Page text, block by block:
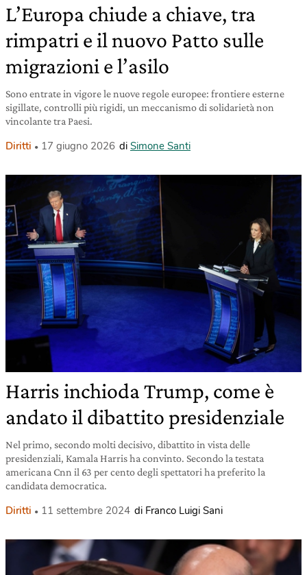
L’Europa chiude a chiave, tra
rimpatri e il nuovo Patto sulle
migrazioni e l’asilo
Sono entrate in vigore le nuove regole europee: frontiere esterne
sigillate, controlli più rigidi, un meccanismo di solidarietà non
vincolante tra Paesi.
Diritti 17 giugno 2026 di Simone Santi
Harris inchioda Trump, come è
andato il dibattito presidenziale
Nel primo, secondo molti decisivo, dibattito in vista delle
presidenziali, Kamala Harris ha convinto. Secondo la testata
americana Cnn il 63 per cento degli spettatori ha preferito la
candidata democratica.
Diritti 11 settembre 2024 di Franco Luigi Sani